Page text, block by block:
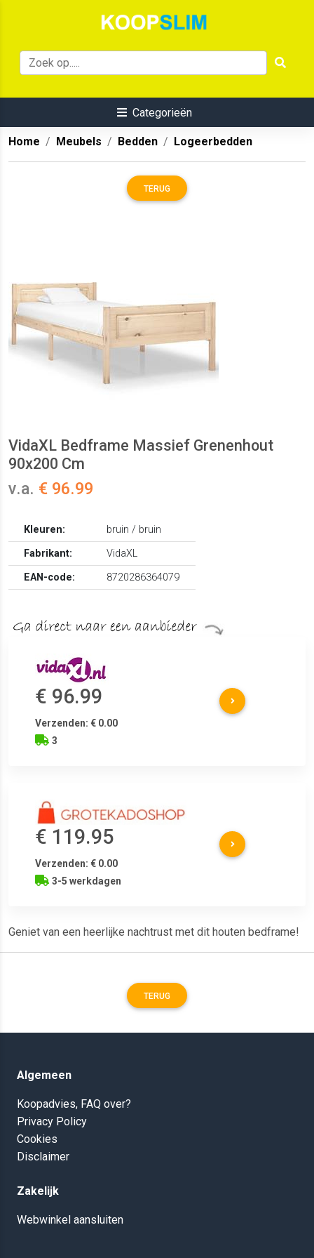
Categorieën
Home Meubels Bedden Logeerbedden
TERUG
VidaXL Bedframe Massief Grenenhout
90x200 Cm
v.a. € 96.99
Kleuren:
bruin / bruin
Fabrikant:
VidaXL
EAN-code:
8720286364079
€ 96.99
Verzenden: € 0.00
3
€ 119.95
Verzenden: € 0.00
3-5 werkdagen
Geniet van een heerlijke nachtrust met dit houten bedframe!
TERUG
Algemeen
Koopadvies, FAQ over?
Privacy Policy
Cookies
Disclaimer
Zakelijk
Webwinkel aansluiten